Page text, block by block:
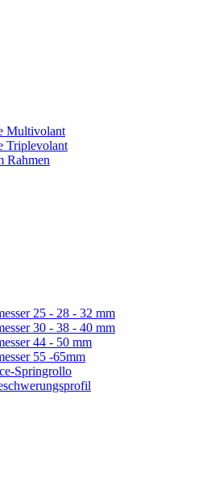
Multivolant
Triplevolant
Rahmen
25 - 28 - 32 mm
30 - 38 - 40 mm
44 - 50 mm
55 -65mm
Springrollo